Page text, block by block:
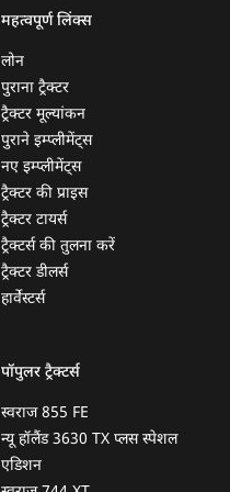
महत्वपूर्ण लिंक्स
लोन
पुराना ट्रैक्टर
ट्रैक्टर मूल्यांकन
पुराने इम्प्लीमेंट्स
नए इम्प्लीमेंट्स
ट्रैक्टर की प्राइस
ट्रैक्टर टायर्स
ट्रैक्टर्स की तुलना करें
ट्रैक्टर डीलर्स
हार्वेस्टर्स
पॉपुलर ट्रैक्टर्स
स्वराज 855 FE
न्यू हॉलैंड 3630 TX प्लस स्पेशल
एडिशन